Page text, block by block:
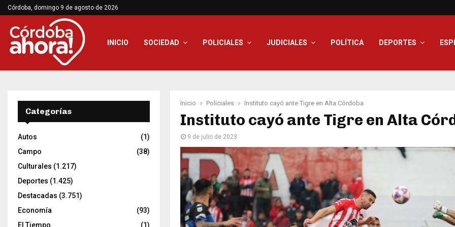
Córdoba, domingo 9 de agosto de 2026
INICIO SOCIEDAD POLICIALES JUDICIALES POLÍTICA DEPORTES
Inicio Policiales Instituto cayó ante Tigre en Alta Córdoba
Instituto cayó ante Tigre en Alta
9 de julio de 2023
Categorías
Autos
(1)
Campo
(38)
Culturales (1.217)
Deportes (1.425)
Destacadas (3.751)
Economía
(93)
El Tiempo
(1)